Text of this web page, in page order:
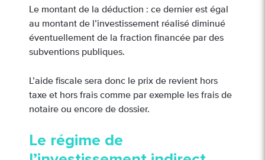
Le montant de la déduction : ce dernier est égal
au montant de l’investissement réalisé diminué
éventuellement de la fraction financée par des
subventions publiques.
L’aide fiscale sera donc le prix de revient hors
taxe et hors frais comme par exemple les frais de
notaire ou encore de dossier.
Le régime de